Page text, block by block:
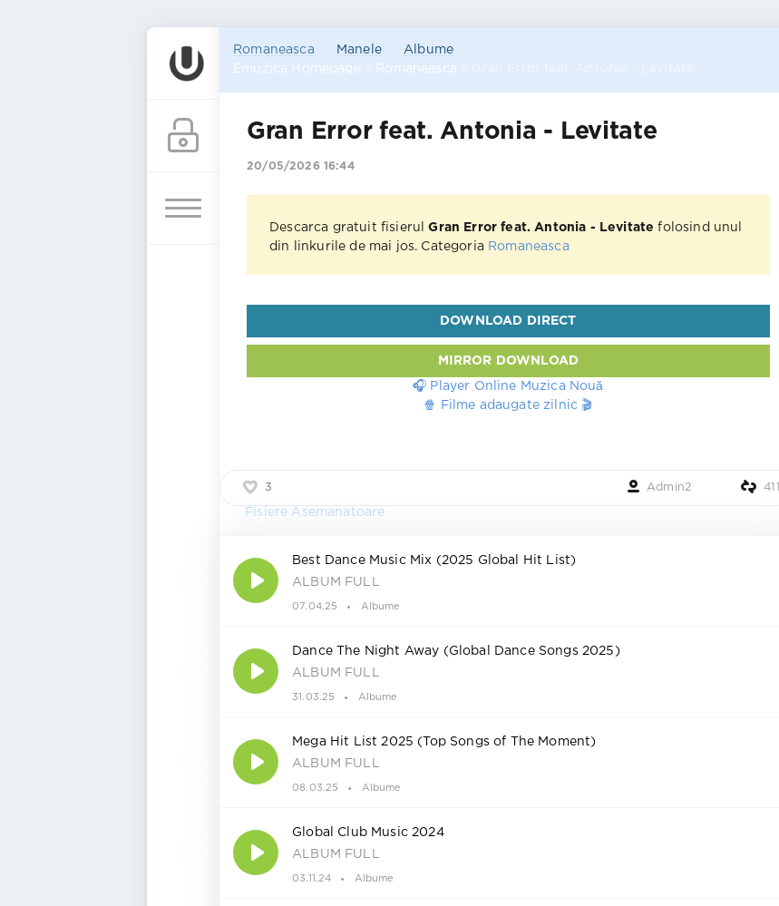
Romaneasca Manele
Albume
Emuzica Homepage
Romaneasca
Gran Error feat. Antonia - Levitate
20/05/2026 16:44
Descarca gratuit fisierulGran Error feat. Antonia - Levitate folosind unul
din linkurile de mai jos. Categoria Romaneasca
DOWNLOAD DIRECT
MIRROR DOWNLOAD
🎧 Player Online Muzica Nouă
🍿 Filme adaugate zilnic 🎬
3 Admin2 411
Fisiere Asemanatoare
Best Dance Music Mix (2025 Global Hit List)
ALBUM FULL
07.04.25 Albume
Dance The Night Away (Global Dance Songs 2025)
ALBUM FULL
31.03.25 Albume
Mega Hit List 2025 (Top Songs of The Moment)
ALBUM FULL
08.03.25 Albume
Global Club Music 2024
ALBUM FULL
03.11.24 Albume